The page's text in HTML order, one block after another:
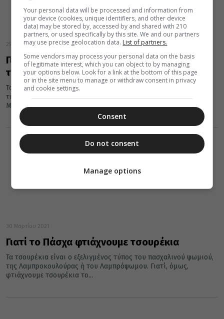
29 Απριλίου 2021
Γιατί την Μεγάλη Πέμπτη φτιάχνουμε
τσουρέκια
Τα τσουρέκια είναι ο εξελιγμένος τύπος του πασχαλινού ψωμιού,
της Λαμπροκουλούρας ή του Λαμπρόψωμου. Γιατί, όμως, την
Μεγάλη Πέμπτη...
30 Μαρτίου 2021
Γιατί το Πάσχα φτιάχνουμε τσουρέκια
Τα τσουρέκια είναι ο εξελιγμένος τύπος του πασχαλινού ψωμιού,
της Λαμπροκουλούρας ή του Λαμπρόψωμου. Γιατί, όμως,
φτιάχνουμε τσουρέκια το...
Your personal data will be processed and information from
your device (cookies, unique identifiers, and other device
data) may be stored by, accessed by and shared with 210
partners, or used specifically by this site. We and our partners
may use precise geolocation data. List of partners.
Some vendors may process your personal data on the basis
of legitimate interest, which you can object to by managing
your options below. Look for a link at the bottom of this page
or in the site menu to manage or withdraw consent in privacy
and cookie settings.
Consent
Do not consent
Manage options